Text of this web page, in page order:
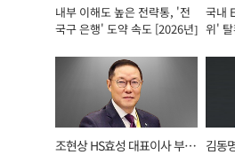
내부 이해도 높은 전략통, '전
국구 은행' 도약 속도 [2026년]
표이
국내
위'
조현상 HS효성 대표이사 부회
김동